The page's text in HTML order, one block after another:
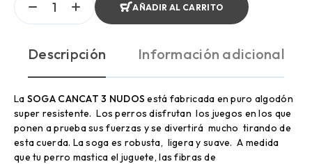
AÑADIR AL CARRITO
Descripción Información adicional
La SOGA CANCAT 3 NUDOSestá fabricada en puro algodón
super resistente. Los perros disfrutan los juegos en los que
ponen a prueba sus fuerzas y se divertirá mucho tirando de
esta cuerda. La soga es robusta, ligera y suave.A medida
quetu perro mastica el juguete,las fibras de